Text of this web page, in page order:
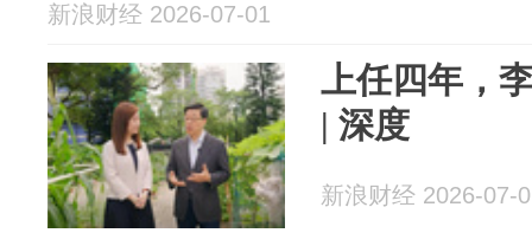
新浪财经 2026-07-01
上任四年，
| 深度
新浪财经 2026-07-